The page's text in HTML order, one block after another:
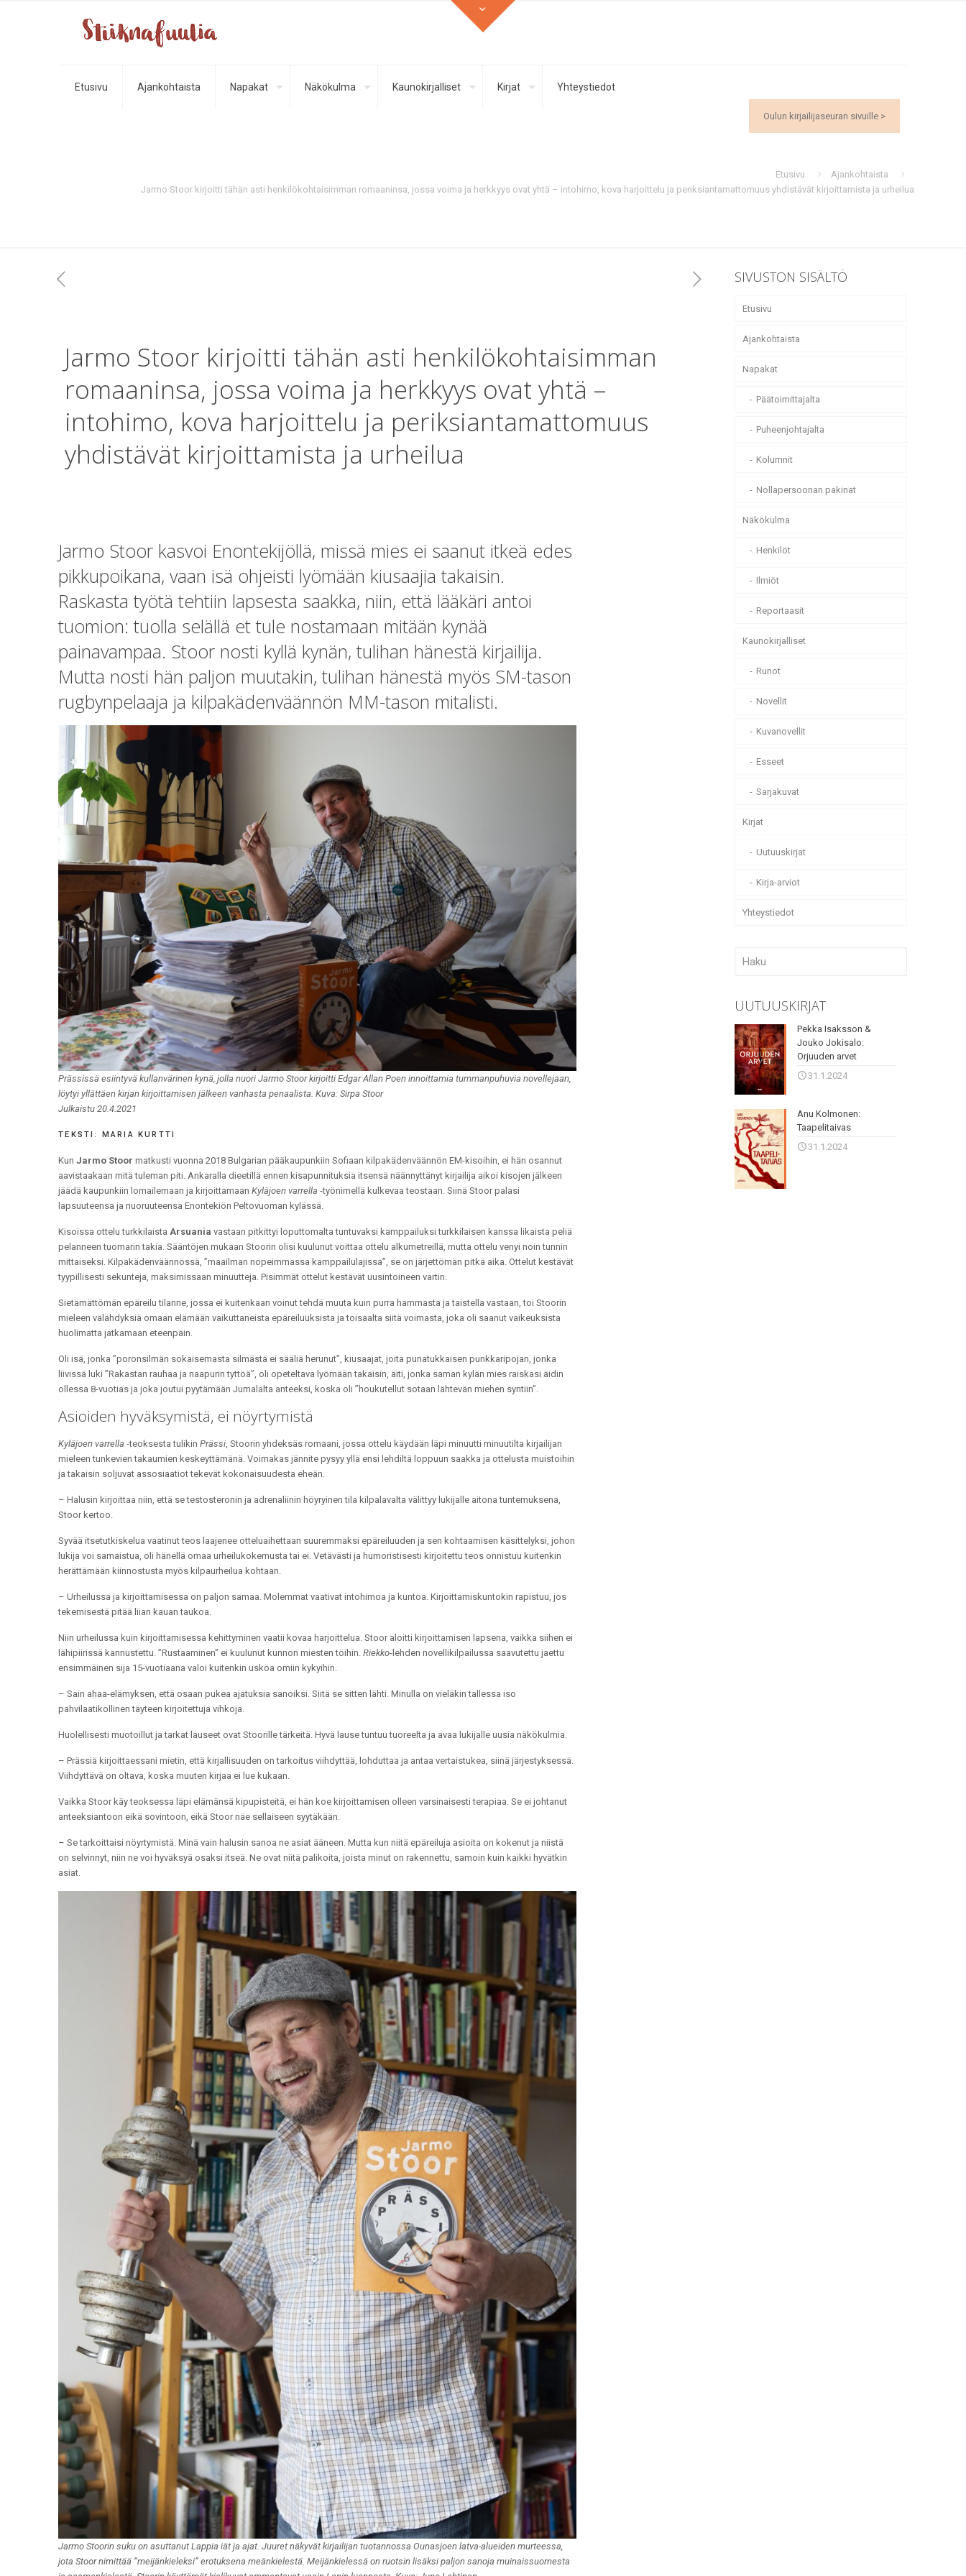
Etusivu Ajankohtaista Napakat Näkökulma Kaunokirjalliset Kirjat Yhteystiedot
Oulun kirjailijaseuran sivuille >
Etusivu
Ajankohtaista
Jarmo Stoor kirjoitti tähän asti henkilökohtaisimman romaaninsa, jossa voima ja herkkyys ovat yhtä – intohimo, kova harjoittelu ja periksiantamattomuus yhdistävät kirjoittamista ja urheilua
Jarmo Stoor kirjoitti tähän asti henkilökohtaisimman
romaaninsa, jossa voima ja herkkyys ovat yhtä –
intohimo, kova harjoittelu ja periksiantamattomuus
yhdistävät kirjoittamista ja urheilua
Jarmo Stoor kasvoi Enontekijöllä, missä mies ei saanut itkeä edes
pikkupoikana, vaan isä ohjeisti lyömään kiusaajia takaisin.
Raskasta työtä tehtiin lapsesta saakka, niin, että lääkäri antoi
tuomion: tuolla selällä et tule nostamaan mitään kynää
painavampaa. Stoor nosti kyllä kynän, tulihan hänestä kirjailija.
Mutta nosti hän paljon muutakin, tulihan hänestä myös SM-tason
rugbynpelaaja ja kilpakädenväännön MM-tason mitalisti.
Prässissä esiintyvä kullanvärinen kynä, jolla nuori Jarmo Stoor kirjoitti Edgar Allan Poen innoittamia tummanpuhuvia novellejaan,
löytyi yllättäen kirjan kirjoittamisen jälkeen vanhasta penaalista. Kuva: Sirpa Stoor
Julkaistu 20.4.2021
TEKSTI: MARIA KURTTI
Kun Jarmo Stoormatkusti vuonna 2018 Bulgarian pääkaupunkiin Sofiaan kilpakädenväännön EM-kisoihin, ei hän osannut
aavistaakaan mitä tuleman piti. Ankaralla dieetillä ennen kisapunnituksia itsensä näännyttänyt kirjailija aikoi kisojen jälkeen
jäädä kaupunkiin lomailemaan ja kirjoittamaanKyläjoen varrella -työnimellä kulkevaa teostaan. Siinä Stoor palasi
lapsuuteensa ja nuoruuteensa Enontekiön Peltovuoman kylässä.
Kisoissa ottelu turkkilaista Arsuania vastaan pitkittyi loputtomalta tuntuvaksi kamppailuksi turkkilaisen kanssa likaista peliä
pelanneen tuomarin takia. Sääntöjen mukaan Stoorin olisi kuulunut voittaa ottelu alkumetreillä, mutta ottelu venyi noin tunnin
mittaiseksi. Kilpakädenväännössä, ”maailman nopeimmassa kamppailulajissa”, se on järjettömän pitkä aika. Ottelut kestävät
tyypillisesti sekunteja, maksimissaan minuutteja. Pisimmät ottelut kestävät uusintoineen vartin.
Sietämättömän epäreilu tilanne, jossa ei kuitenkaan voinut tehdä muuta kuin purra hammasta ja taistella vastaan, toi Stoorin
mieleen välähdyksiä omaan elämään vaikuttaneista epäreiluuksista ja toisaalta siitä voimasta, joka oli saanut vaikeuksista
huolimatta jatkamaan eteenpäin.
Oli isä, jonka ”poronsilmän sokaisemasta silmästä ei sääliä herunut”, kiusaajat, joita punatukkaisen punkkaripojan, jonka
liivissä luki ”Rakastan rauhaa ja naapurin tyttöä”, oli opeteltava lyömään takaisin, äiti, jonka saman kylän mies raiskasi äidin
ollessa 8-vuotias ja joka joutui pyytämään Jumalalta anteeksi, koska oli ”houkutellut sotaan lähtevän miehen syntiin”.
Asioiden hyväksymistä, ei nöyrtymistä
Kyläjoen varrella -teoksesta tulikinPrässi , Stoorin yhdeksäs romaani, jossa ottelu käydään läpi minuutti minuutilta kirjailijan
mieleen tunkevien takaumien keskeyttämänä. Voimakas jännite pysyy yllä ensi lehdiltä loppuun saakka ja ottelusta muistoihin
ja takaisin soljuvat assosiaatiot tekevät kokonaisuudesta eheän.
– Halusin kirjoittaa niin, että se testosteronin ja adrenaliinin höyryinen tila kilpalavalta välittyy lukijalle aitona tuntemuksena,
Stoor kertoo.
Syvää itsetutkiskelua vaatinut teos laajenee otteluaihettaan suuremmaksi epäreiluuden ja sen kohtaamisen käsittelyksi, johon
lukija voi samaistua, oli hänellä omaa urheilukokemusta tai ei. Vetävästi ja humoristisesti kirjoitettu teos onnistuu kuitenkin
herättämään kiinnostusta myös kilpaurheilua kohtaan.
– Urheilussa ja kirjoittamisessa on paljon samaa. Molemmat vaativat intohimoa ja kuntoa. Kirjoittamiskuntokin rapistuu, jos
tekemisestä pitää liian kauan taukoa.
Niin urheilussa kuin kirjoittamisessa kehittyminen vaatii kovaa harjoittelua. Stoor aloitti kirjoittamisen lapsena, vaikka siihen ei
lähipiirissä kannustettu. ”Rustaaminen” ei kuulunut kunnon miesten töihin.Riekko-lehden novellikilpailussa saavutettu jaettu
ensimmäinen sija 15-vuotiaana valoi kuitenkin uskoa omiin kykyihin.
– Sain ahaa-elämyksen, että osaan pukea ajatuksia sanoiksi. Siitä se sitten lähti. Minulla on vieläkin tallessa iso
pahvilaatikollinen täyteen kirjoitettuja vihkoja.
Huolellisesti muotoillut ja tarkat lauseet ovat Stoorille tärkeitä. Hyvä lause tuntuu tuoreelta ja avaa lukijalle uusia näkökulmia.
– Prässiä kirjoittaessani mietin, että kirjallisuuden on tarkoitus viihdyttää, lohduttaa ja antaa vertaistukea, siinä järjestyksessä.
Viihdyttävä on oltava, koska muuten kirjaa ei lue kukaan.
Vaikka Stoor käy teoksessa läpi elämänsä kipupisteitä, ei hän koe kirjoittamisen olleen varsinaisesti terapiaa. Se ei johtanut
anteeksiantoon eikä sovintoon, eikä Stoor näe sellaiseen syytäkään.
– Se tarkoittaisi nöyrtymistä. Minä vain halusin sanoa ne asiat ääneen. Mutta kun niitä epäreiluja asioita on kokenut ja niistä
on selvinnyt, niin ne voi hyväksyä osaksi itseä. Ne ovat niitä palikoita, joista minut on rakennettu, samoin kuin kaikki hyvätkin
asiat.
Jarmo Stoorin suku on asuttanut Lappia iät ja ajat. Juuret näkyvät kirjailijan tuotannossa Ounasjoen latva-alueiden murteessa,
jota Stoor nimittää “meijänkieleksi” erotuksena meänkielestä. Meijänkielessä on ruotsin lisäksi paljon sanoja muinaissuomesta
SIVUSTON SISÄLTÖ
Etusivu
Ajankohtaista
Napakat
Päätoimittajalta
Puheenjohtajalta
Kolumnit
Nollapersoonan pakinat
Näkökulma
Henkilöt
Ilmiöt
Reportaasit
Kaunokirjalliset
Runot
Novellit
Kuvanovellit
Esseet
Sarjakuvat
Kirjat
Uutuuskirjat
Kirja-arviot
Yhteystiedot
UUTUUSKIRJAT
Pekka Isaksson &
Jouko Jokisalo:
Orjuuden arvet
31.1.2024
Anu Kolmonen:
Taapelitaivas
31.1.2024